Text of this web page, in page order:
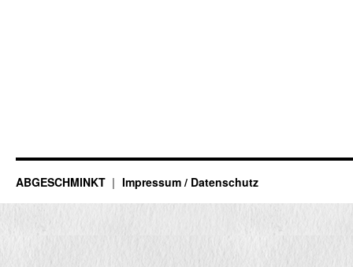
ABGESCHMINKT Impressum / Datenschutz